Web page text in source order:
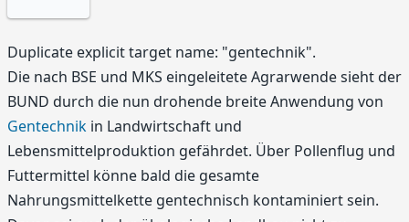
Duplicate explicit target name: "gentechnik".
Die nach BSE und MKS eingeleitete Agrarwende sieht der
BUND durch die nun drohende breite Anwendung von
Gentechnik in Landwirtschaft und
Lebensmittelproduktion gefährdet. Über Pollenflug und
Futtermittel könne bald die gesamte
Nahrungsmittelkette gentechnisch kontaminiert sein.